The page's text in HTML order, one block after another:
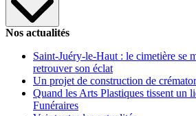
Nos actualités
Saint-Juéry-le-Haut : le cimetière se
retrouver son éclat
Un projet de construction de
Quand les Arts Plastiques tissent un
Funéraires